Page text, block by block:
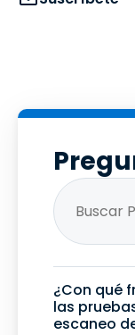
¿Con qué
las
escaneo